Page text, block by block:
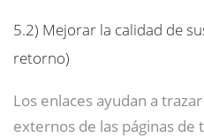
5.2) Mejorar la calidad de
retorno)
Los enlaces ayudan a
externos de las páginas de